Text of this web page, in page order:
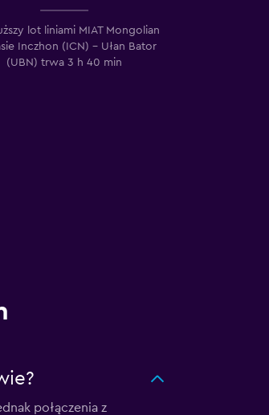
lot liniami MIAT Mongolian
Inczhon (ICN) – Ułan Bator
(UBN) trwa 3 h 40 min
połączenia z